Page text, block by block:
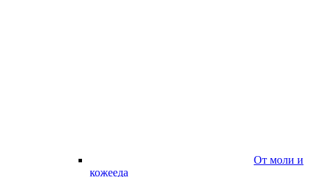
От моли и
кожееда